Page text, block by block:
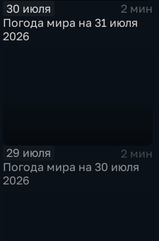
30 июля
2 мин
Погода мира на 31 июля
2026
29 июля
2 мин
Погода мира на 30 июля
2026